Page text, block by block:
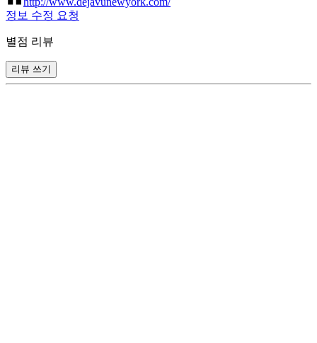
정보 수정 요청
별점 리뷰
리뷰 쓰기